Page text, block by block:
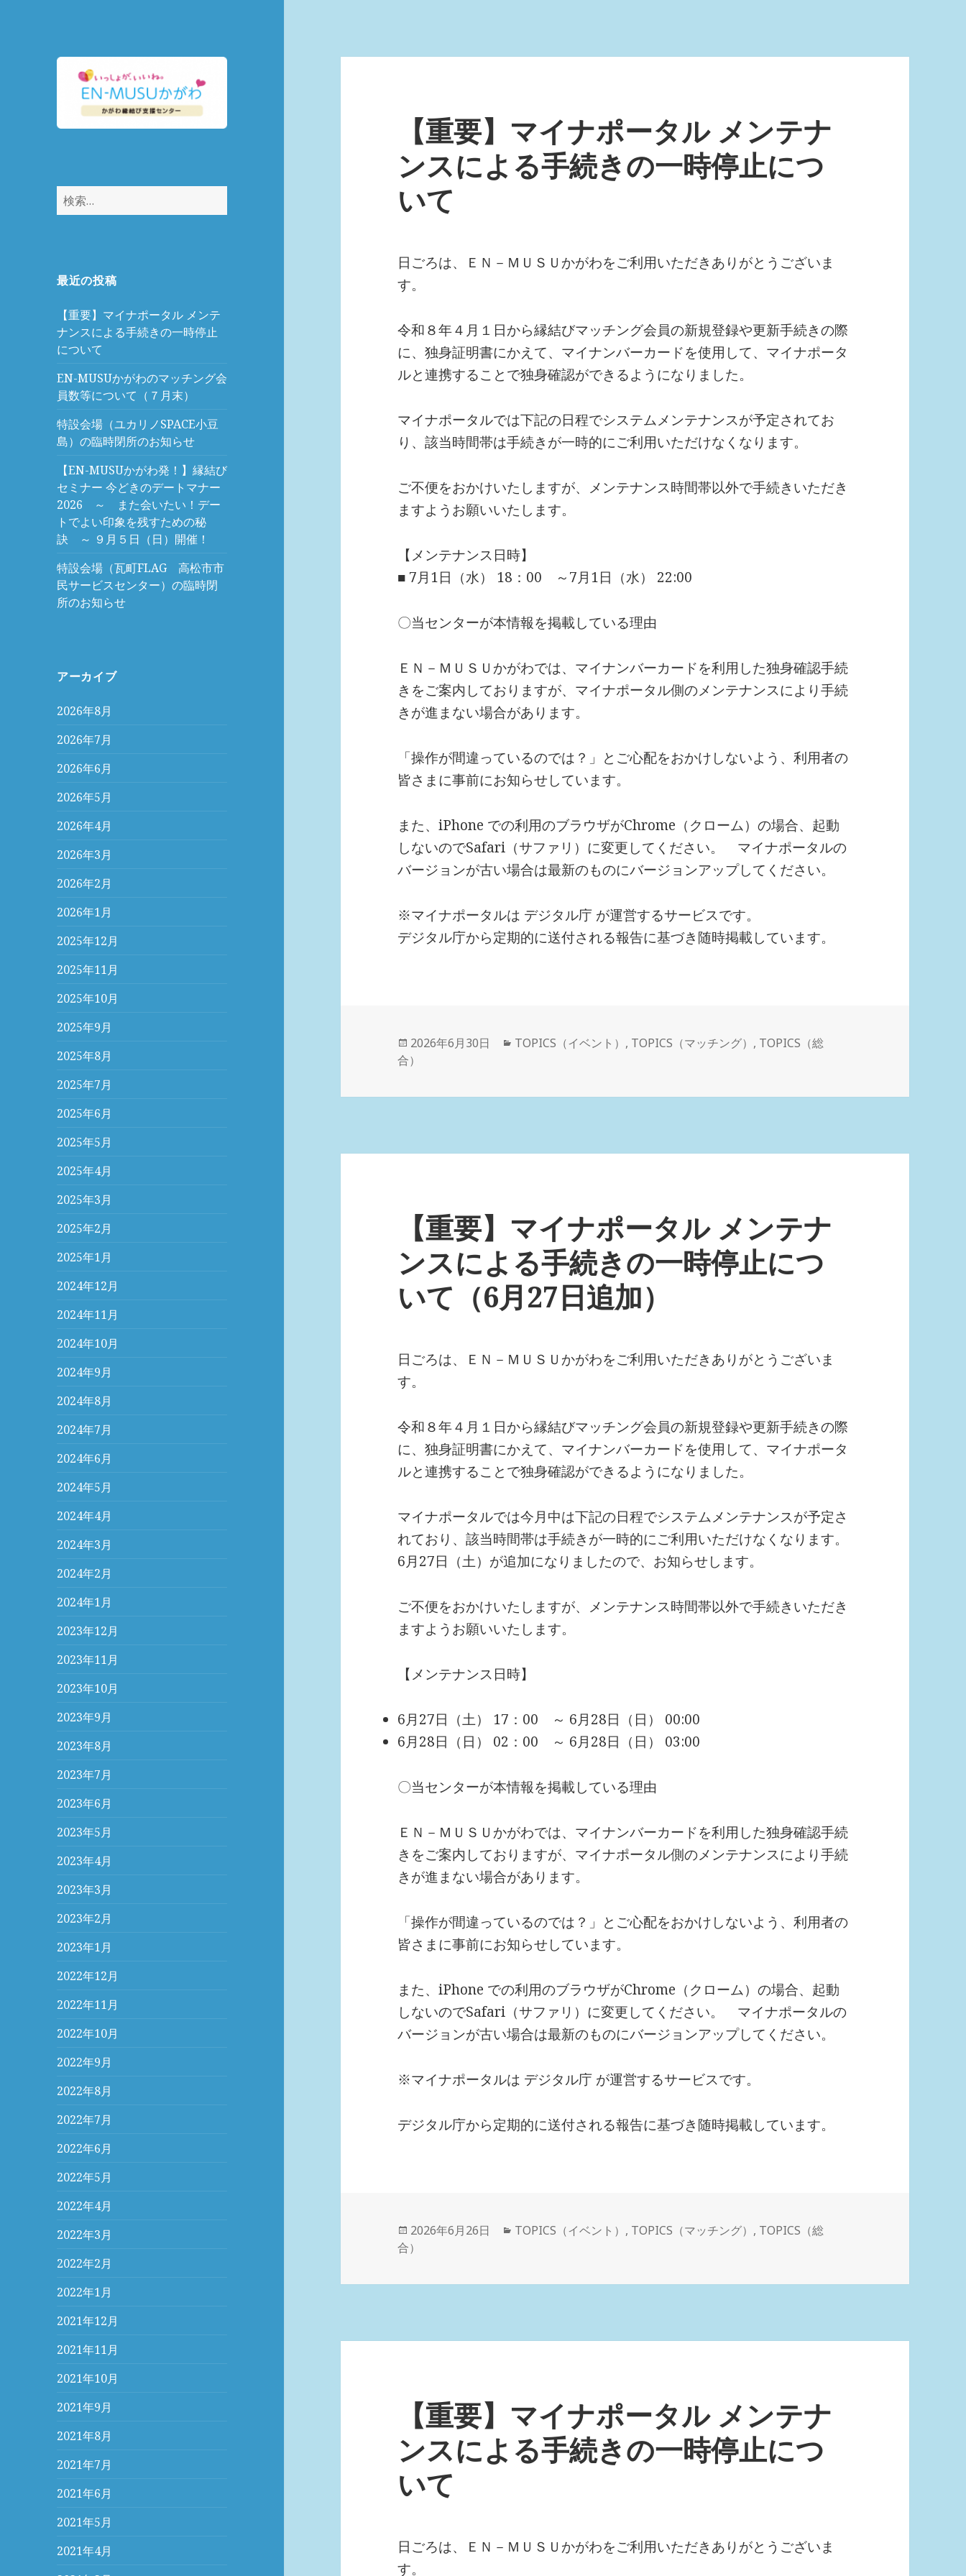
検
索:
最近の投稿
【重要】マイナポータル メンテ
ナンスによる手続きの一時停止
について
EN-MUSUかがわのマッチング会
員数等について（７月末）
特設会場（ユカリノSPACE小豆
島）の臨時閉所のお知らせ
【EN-MUSUかがわ発！】縁結び
セミナー 今どきのデートマナー
2026 ～ また会いたい！デー
トでよい印象を残すための秘
訣 ～ ９月５日（日）開催！
特設会場（瓦町FLAG 高松市市
民サービスセンター）の臨時閉
所のお知らせ
アーカイブ
2026年8月
2026年7月
2026年6月
2026年5月
2026年4月
2026年3月
2026年2月
2026年1月
2025年12月
2025年11月
2025年10月
2025年9月
2025年8月
2025年7月
2025年6月
2025年5月
2025年4月
2025年3月
2025年2月
2025年1月
2024年12月
2024年11月
2024年10月
2024年9月
2024年8月
2024年7月
2024年6月
2024年5月
2024年4月
2024年3月
2024年2月
2024年1月
2023年12月
2023年11月
2023年10月
2023年9月
2023年8月
2023年7月
2023年6月
2023年5月
2023年4月
2023年3月
2023年2月
2023年1月
2022年12月
2022年11月
2022年10月
2022年9月
2022年8月
2022年7月
2022年6月
2022年5月
2022年4月
2022年3月
2022年2月
2022年1月
2021年12月
2021年11月
2021年10月
2021年9月
2021年8月
2021年7月
2021年6月
2021年5月
2021年4月
【重要】マイナポータル メンテナ
ンスによる手続きの一時停止につ
いて
日ごろは、ＥＮ－ＭＵＳＵかがわをご利用いただきありがとうございま
す。
令和８年４月１日から縁結びマッチング会員の新規登録や更新手続きの際
に、独身証明書にかえて、マイナンバーカードを使用して、マイナポータ
ルと連携することで独身確認ができるようになりました。
マイナポータルでは下記の日程でシステムメンテナンスが予定されてお
り、該当時間帯は手続きが一時的にご利用いただけなくなります。
ご不便をおかけいたしますが、メンテナンス時間帯以外で手続きいただき
ますようお願いいたします。
【メンテナンス日時】
■ 7月1日（水） 18：00 ～7月1日（水） 22:00
〇当センターが本情報を掲載している理由
ＥＮ－ＭＵＳＵかがわでは、マイナンバーカードを利用した独身確認手続
きをご案内しておりますが、マイナポータル側のメンテナンスにより手続
きが進まない場合があります。
「操作が間違っているのでは？」とご心配をおかけしないよう、利用者の
皆さまに事前にお知らせしています。
また、iPhone での利用のブラウザがChrome（クローム）の場合、起動
しないのでSafari（サファリ）に変更してください。 マイナポータルの
バージョンが古い場合は最新のものにバージョンアップしてください。
※マイナポータルは デジタル庁 が運営するサービスです。
デジタル庁から定期的に送付される報告に基づき随時掲載しています。
投
稿
2026年6月30日
カ
リ
TOPICS（イベント） , TOPICS（マッチング） , TOPICS（総
合）
【重要】マイナポータル メンテナ
ンスによる手続きの一時停止につ
いて（6月27日追加）
日ごろは、ＥＮ－ＭＵＳＵかがわをご利用いただきありがとうございま
す。
令和８年４月１日から縁結びマッチング会員の新規登録や更新手続きの際
に、独身証明書にかえて、マイナンバーカードを使用して、マイナポータ
ルと連携することで独身確認ができるようになりました。
マイナポータルでは今月中は下記の日程でシステムメンテナンスが予定さ
れており、該当時間帯は手続きが一時的にご利用いただけなくなります。
6月27日（土）が追加になりましたので、お知らせします。
ご不便をおかけいたしますが、メンテナンス時間帯以外で手続きいただき
ますようお願いいたします。
【メンテナンス日時】
6月27日（土） 17：00 ～ 6月28日（日） 00:00
6月28日（日） 02：00 ～ 6月28日（日） 03:00
〇当センターが本情報を掲載している理由
ＥＮ－ＭＵＳＵかがわでは、マイナンバーカードを利用した独身確認手続
きをご案内しておりますが、マイナポータル側のメンテナンスにより手続
きが進まない場合があります。
「操作が間違っているのでは？」とご心配をおかけしないよう、利用者の
皆さまに事前にお知らせしています。
また、iPhone での利用のブラウザがChrome（クローム）の場合、起動
しないのでSafari（サファリ）に変更してください。 マイナポータルの
バージョンが古い場合は最新のものにバージョンアップしてください。
※マイナポータルは デジタル庁 が運営するサービスです。
デジタル庁から定期的に送付される報告に基づき随時掲載しています。
投
稿
2026年6月26日
カ
リ
TOPICS（イベント） , TOPICS（マッチング） , TOPICS（総
合）
【重要】マイナポータル メンテナ
ンスによる手続きの一時停止につ
いて
日ごろは、ＥＮ－ＭＵＳＵかがわをご利用いただきありがとうございま
す。